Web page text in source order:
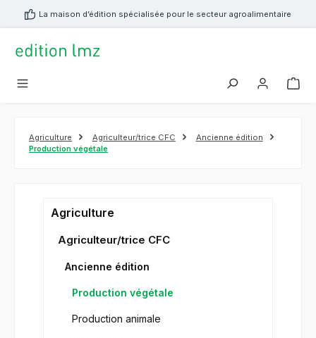
principal
La maison d’édition spécialisée pour le secteur agroalimentaire
Agriculture Agriculteur/trice CFC
Ancienne édition
Production végétale
Agriculture
Agriculteur/trice CFC
Ancienne édition
Production végétale
Production animale